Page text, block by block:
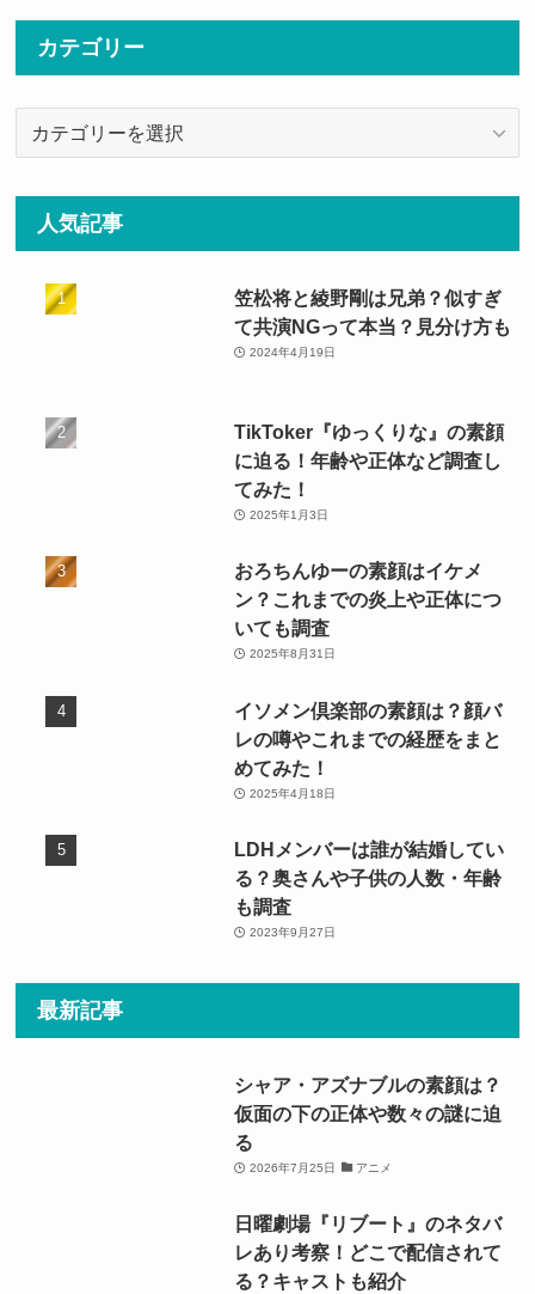
カテゴリー
人気記事
笠松将と綾野剛は兄弟？似すぎ
て共演NGって本当？見分け方も
2024年4月19日
TikToker『ゆっくりな』の素顔
に迫る！年齢や正体など調査し
てみた！
2025年1月3日
おろちんゆーの素顔はイケメ
ン？これまでの炎上や正体につ
いても調査
2025年8月31日
イソメン倶楽部の素顔は？顔バ
レの噂やこれまでの経歴をまと
めてみた！
2025年4月18日
LDHメンバーは誰が結婚してい
る？奥さんや子供の人数・年齢
も調査
2023年9月27日
最新記事
シャア・アズナブルの素顔は？
仮面の下の正体や数々の謎に迫
る
2026年7月25日 アニメ
日曜劇場『リブート』のネタバ
レあり考察！どこで配信されて
る？キャストも紹介